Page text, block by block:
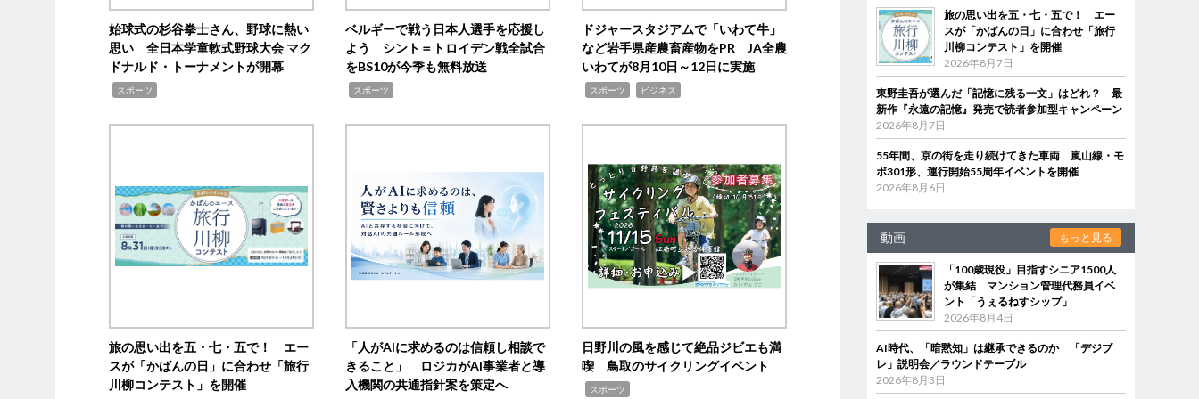
始球式の杉谷拳士さん、野球に熱い
思い 全日本学童軟式野球大会 マク
ドナルド・トーナメントが開幕
スポーツ
ベルギーで戦う日本人選手を応援し
よう シント＝トロイデン戦全試合
をBS10が今季も無料放送
スポーツ
ドジャースタジアムで「いわて牛」
など岩手県産農畜産物をPR JA全農
いわてが8月10日～12日に実施
スポーツ ビジネス
旅の思い出を五・七・五で！ エー
スが「かばんの日」に合わせ「旅行
川柳コンテスト」を開催
「人がAIに求めるのは信頼し相談で
きること」 ロジカがAI事業者と導
入機関の共通指針案を策定へ
日野川の風を感じて絶品ジビエも満
喫 鳥取のサイクリングイベント
スポーツ
旅の思い出を五・七・五で！ エー
スが「かばんの日」に合わせ「旅行
川柳コンテスト」を開催
2026年8月7日
東野圭吾が選んだ「記憶に残る一文」はどれ？ 最
新作『永遠の記憶』発売で読者参加型キャンペーン
2026年8月7日
55年間、京の街を走り続けてきた車両 嵐山線・モ
ボ301形、運行開始55周年イベントを開催
2026年8月6日
動画 もっと見る
「100歳現役」目指すシニア1500人
が集結 マンション管理代務員イベ
ント「うぇるねすシップ」
2026年8月4日
AI時代、「暗黙知」は継承できるのか 「デジブ
レ」説明会／ラウンドテーブル
2026年8月3日